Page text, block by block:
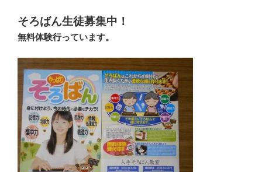
そろばん生徒募集中！
無料体験行っています。